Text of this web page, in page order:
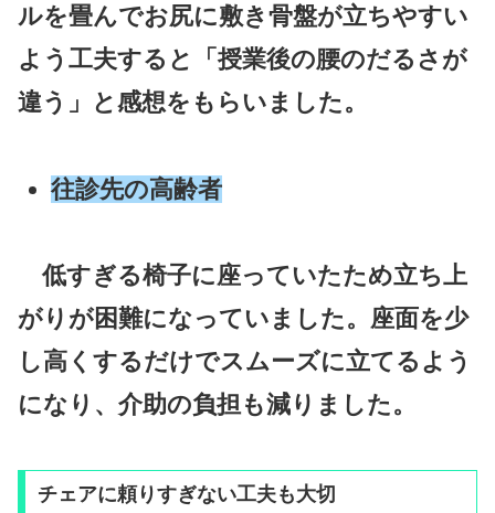
ルを畳んでお尻に敷き骨盤が立ちやすい
よう工夫すると「授業後の腰のだるさが
違う」と感想をもらいました。
往診先の高齢者
低すぎる椅子に座っていたため立ち上
がりが困難になっていました。座面を少
し高くするだけでスムーズに立てるよう
になり、介助の負担も減りました。
チェアに頼りすぎない工夫も大切